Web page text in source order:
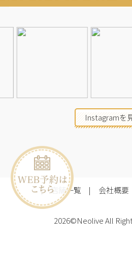
Instagramを
店舗一覧 会社概要
2026©NeoliveAll